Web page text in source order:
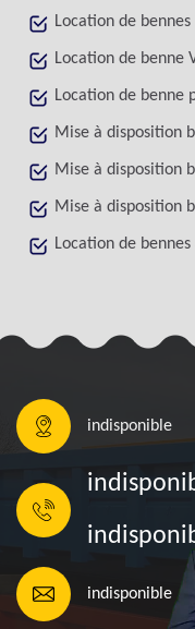
Location de
Location de benne
Location de benne
Mise à disposition
Mise à disposition
Mise à disposition
Location de
indisponible
indisponible